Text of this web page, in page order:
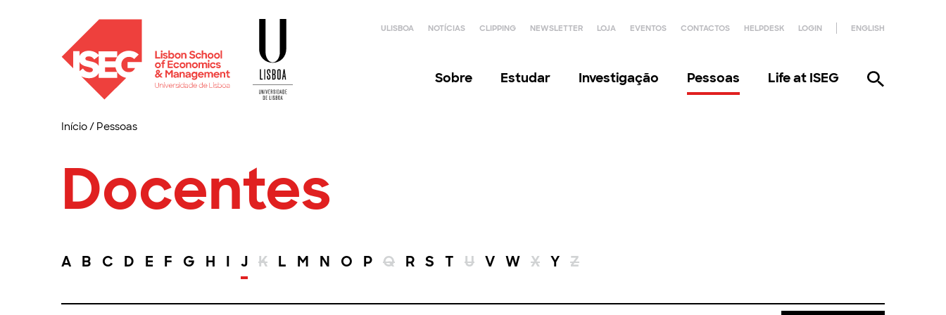
ULISBOA NOTÍCIAS CLIPPING NEWSLETTER LOJA EVENTOS CONTACTOS HELPDESK LOGIN ENGLISH
Sobre Estudar Investigação Pessoas Life at ISEG
Início/ Pessoas
Docentes
A B C D E F G H I J K L M N O P Q R S T U V W X Y Z